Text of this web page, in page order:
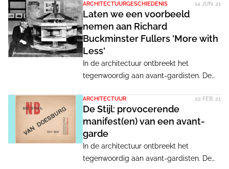
project Milestone opgeleverd. Het huis
bestaat uit beton geprinte onderdelen
die bij elkaar zijn gevoegd op locatie.
Voor de stad Eindhoven uiteraard een
noemenswaardig experiment, en toch, in
deze tijd waarin CO2-reductie hoog op
de agenda staat is het gebruik van beton
ARCHITECTUURGESCHIEDENIS 14 JUN. 21
Laten we een voorbeeld
nemen aan Richard
Buckminster Fullers 'More with
Less'
In de architectuur ontbreekt het
tegenwoordig aan avant-gardisten. De
voorbeeld nemen aan de vernieuwer en
denker Richard Buckminster Fuller. Hij
dacht niet probleemoplossend, maar
formuleerde visionaire, filosofische
gedachten.
ARCHITECTUUR 22 FEB. 21
De Stijl: provocerende
manifest(en) van een avant-
garde
In de architectuur ontbreekt het
tegenwoordig aan avant-gardisten. De